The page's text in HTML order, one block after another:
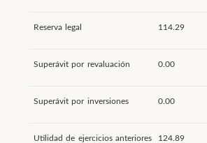
Reserva legal 114.29
Superávit por revaluación 0.00
Superávit por inversiones 0.00
Utilidad de ejercicios anteriores 124.89